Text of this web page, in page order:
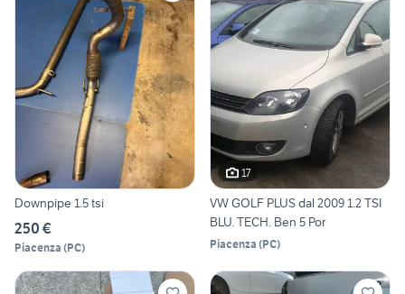
Downpipe 1.5 tsi
250 €
Piacenza (PC)
17
VW GOLF PLUS dal 2009 1.2 TSI
BLU. TECH. Ben 5 Por
Piacenza (PC)